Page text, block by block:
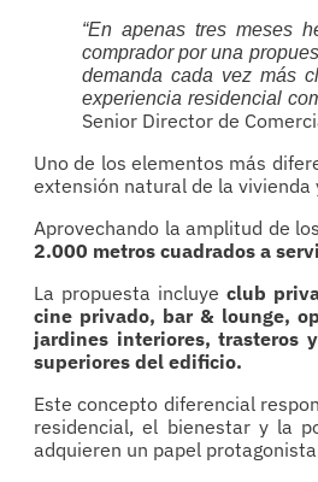
“En apenas tres meses
comprador por una
demanda cada vez más
experiencia residencial
Senior Director de
Uno de los elementos más
extensión natural de la
Aprovechando la amplitud de
2.000 metros cuadrados a
La propuesta incluye club
cine privado, bar & lounge,
jardines interiores, trasteros
superiores del edificio.
Este concepto diferencial
residencial, el bienestar y la
adquieren un papel